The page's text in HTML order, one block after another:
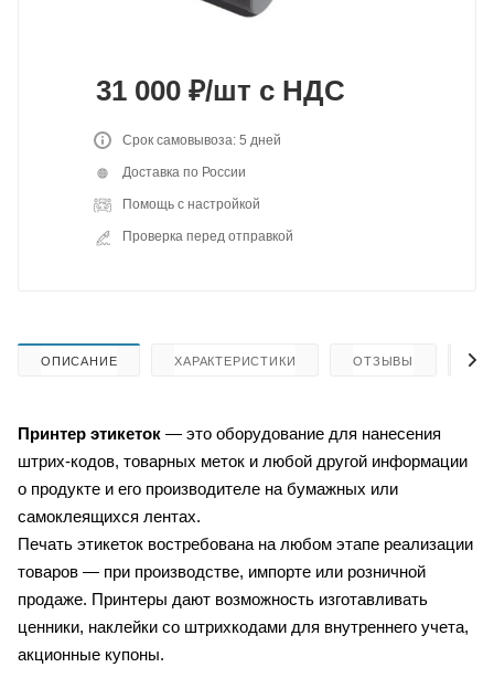
31 000 ₽/шт с НДС
Срок самовывоза: 5 дней
Доставка по России
Помощь с настройкой
Проверка перед отправкой
ОПИСАНИЕ ХАРАКТЕРИСТИКИ ОТЗЫВЫ
Принтер этикеток — это оборудование для нанесения
штрих-кодов, товарных меток и любой другой информации
о продукте и его производителе на бумажных или
самоклеящихся лентах.
Печать этикеток востребована на любом этапе реализации
товаров — при производстве, импорте или розничной
продаже. Принтеры дают возможность изготавливать
ценники, наклейки со штрихкодами для внутреннего учета,
акционные купоны.